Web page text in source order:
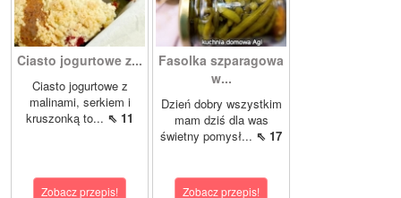
Ciasto jogurtowe z...
Ciasto jogurtowe z
malinami, serkiem i
kruszonką to... ⇖ 11
Zobacz przepis!
Fasolka szparagowa
w...
Dzień dobry wszystkim
mam dziś dla was
świetny pomysł... ⇖ 17
Zobacz przepis!